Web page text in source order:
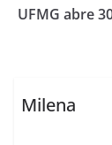
UFMG abre
Milena